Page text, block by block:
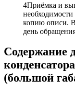
4Приёмка и
копию описи.
день
Содержание
(большой